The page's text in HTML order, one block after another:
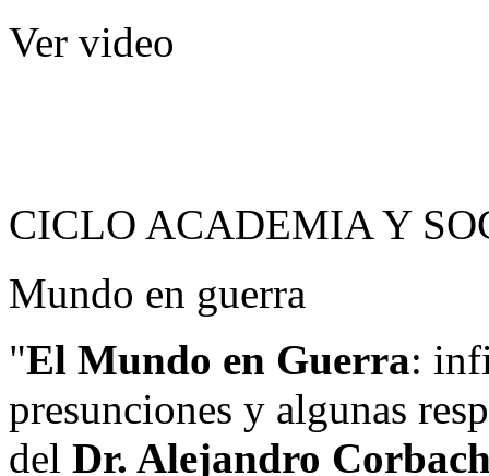
Ver video
CICLO ACADEMIA Y
Mundo en guerra
"El Mundo en Guerra:
presunciones y algunas
del Dr. Alejandro